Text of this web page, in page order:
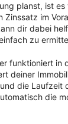
planst, ist
Zinssatz im
dir dabei
zu
funktioniert in
deiner
die Laufzeit
die